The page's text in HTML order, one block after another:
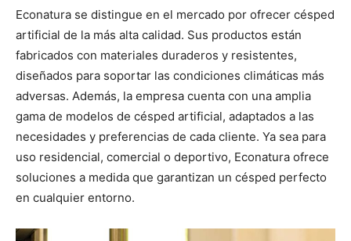
Econatura se distingue en el mercado por ofrecer césped
artificial de la más alta calidad. Sus productos están
fabricados con materiales duraderos y resistentes,
diseñados para soportar las condiciones climáticas más
adversas. Además, la empresa cuenta con una amplia
gama de modelos de césped artificial, adaptados a las
necesidades y preferencias de cada cliente. Ya sea para
uso residencial, comercial o deportivo, Econatura ofrece
soluciones a medida que garantizan un césped perfecto
en cualquier entorno.